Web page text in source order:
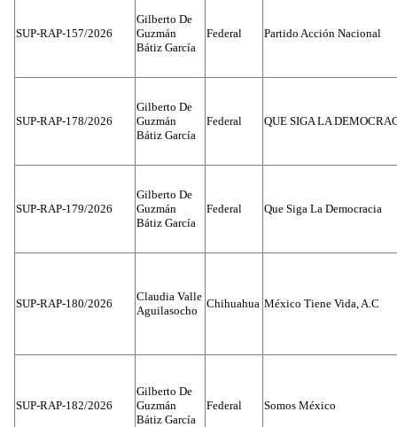
SUP-RAP-157/2026
Gilberto De
Guzmán
Bátiz García
Federal Partido Acción Nacional
SUP-RAP-178/2026
Gilberto De
Guzmán
Bátiz García
Federal QUE SIGA LA
SUP-RAP-179/2026
Gilberto De
Guzmán
Bátiz García
Federal Que Siga La Democracia
SUP-RAP-180/2026
Claudia Valle
Aguilasocho
Chihuahua México Tiene Vida, A.C
SUP-RAP-182/2026
Gilberto De
Guzmán
Bátiz García
Federal Somos México